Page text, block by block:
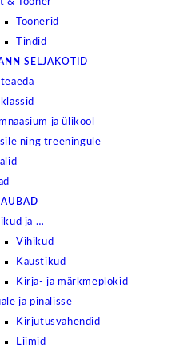
Toonerid
Tindid
SELJAKOTID
ja ülikool
ning treeningule
ja …
Vihikud
Kaustikud
Kirja- ja märkmeplokid
ja pinalisse
Kirjutusvahendid
Liimid